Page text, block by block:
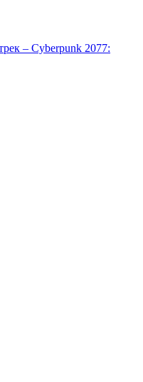
– Cyberpunk 2077: